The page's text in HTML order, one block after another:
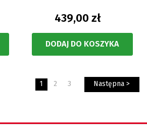
439,00 zł
DODAJ DO KOSZYKA
1 2 3 Następna >